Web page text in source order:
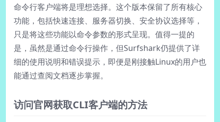
命令行客户端将是理想选择。这个版本保留了所有核心
功能，包括快速连接、服务器切换、安全协议选择等，
只是将这些功能以命令参数的形式呈现。值得一提的
是，虽然是通过命令行操作，但Surfshark仍提供了详
细的使用说明和错误提示，即便是刚接触Linux的用户也
能通过查阅文档逐步掌握。
访问官网获取CLI客户端的方法